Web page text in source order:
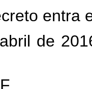
entra
de